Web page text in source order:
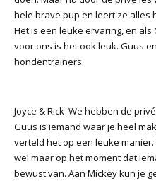
hele brave pup en leert ze alles
Het is een leuke ervaring, en als
voor ons is het ook leuk. Guus
hondentrainers.
Joyce & Rick We hebben de
Guus is iemand waar je heel
verteld het op een leuke
wel maar op het moment dat
bewust van. Aan Mickey kun je